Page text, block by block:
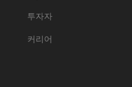
투자자
커리어